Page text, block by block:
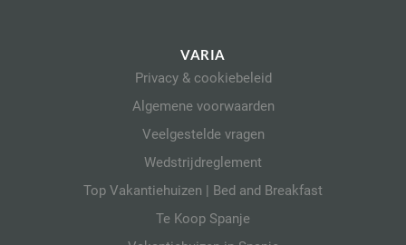
VARIA
Privacy & cookiebeleid
Algemene voorwaarden
Veelgestelde vragen
Wedstrijdreglement
Top Vakantiehuizen | Bed and Breakfast
Te Koop Spanje